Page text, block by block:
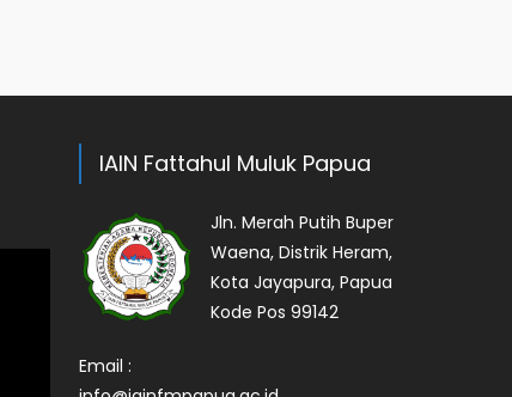
IAIN Fattahul Muluk Papua
Jln. Merah Putih Buper
Waena, Distrik Heram,
Kota Jayapura, Papua
Kode Pos 99142
Email :